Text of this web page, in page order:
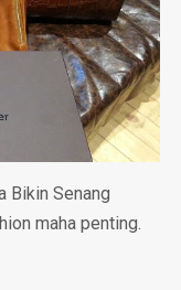
Bikin Senang
maha penting.